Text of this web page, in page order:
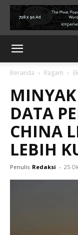
Beranda Ragam
DATA
CHINA
LEBIH
Penulis Redaksi - 25